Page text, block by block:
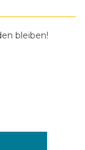
bleiben!